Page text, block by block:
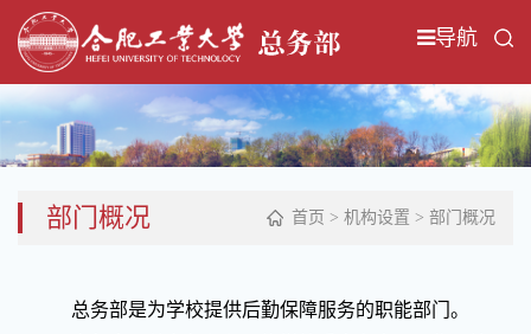
导航
部门概况 首页 > 机构设置 > 部门概况
总务部是为学校提供后勤保障服务的职能部门。